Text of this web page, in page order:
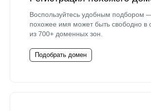
Воспользуйтесь удобным подбором
похожее имя может быть свободно в
из 700+ доменных зон.
Подобрать домен